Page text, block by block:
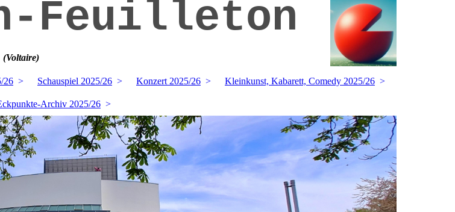
Feuilleton
(Voltaire)
26 Schauspiel 2025/26 Konzert 2025/26 Kleinkunst, Kabarett, Comedy 2025/26
Archiv 2025/26